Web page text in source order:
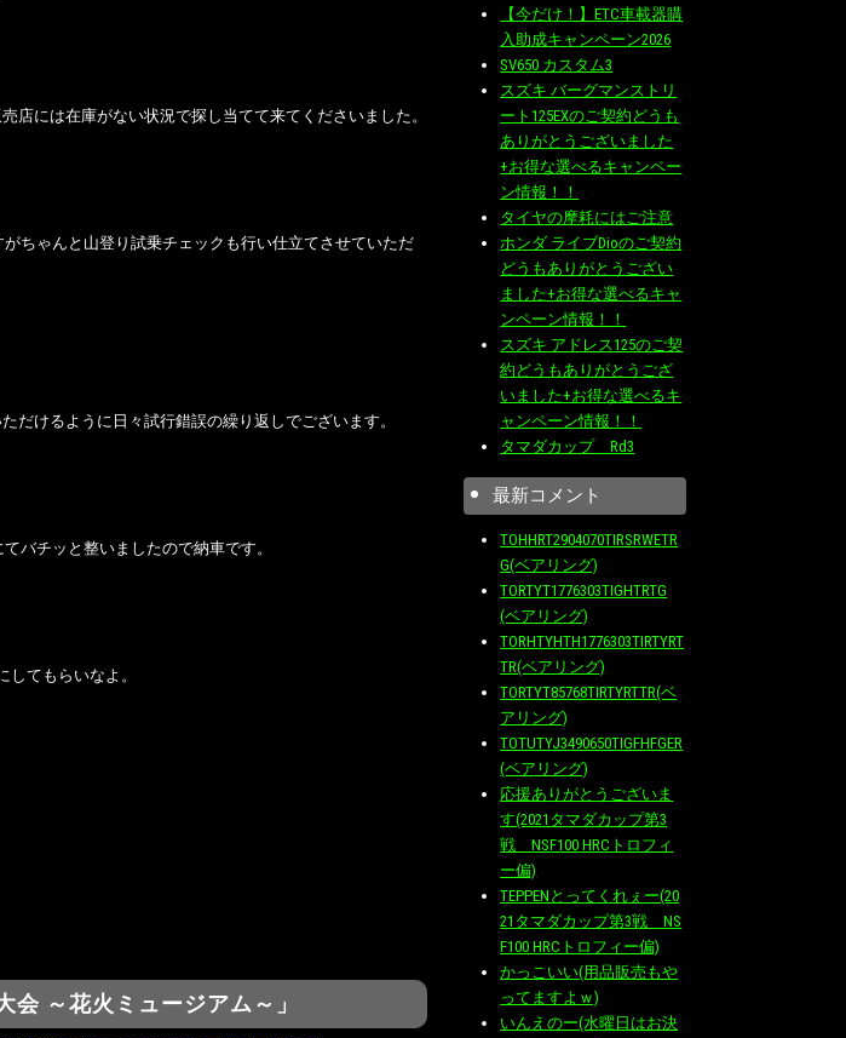
店には在庫がない状況で探し当てて来てくださいました。
ちゃんと山登り試乗チェックも行い仕立てさせていただ
だけるように日々試行錯誤の繰り返しでございます。
バチッと整いましたので納車です。
てもらいなよ。
会 ～花火ミュージアム～」
【今だけ！】ETC車載器購
入助成キャンペーン2026
SV650 カスタム3
スズキ バーグマンストリ
ート125EXのご契約どうも
ありがとうございました
+お得な選べるキャンペー
ン情報！！
タイヤの摩耗にはご注意
ホンダ ライブDioのご契約
どうもありがとうござい
ました+お得な選べるキャ
ンペーン情報！！
スズキ アドレス125のご契
約どうもありがとうござ
いました+お得な選べるキ
ャンペーン情報！！
タマダカップ Rd3
最新コメント
TOHHRT2904070TIRSRWETR
G(ベアリング)
TORTYT1776303TIGHTRTG
(ベアリング)
TORHTYHTH1776303TIRTYRT
TR(ベアリング)
TORTYT85768TIRTYRTTR(ベ
アリング)
TOTUTYJ3490650TIGFHFGER
(ベアリング)
応援ありがとうございま
す(2021タマダカップ第3
戦 NSF100 HRCトロフィ
ー偏)
TEPPENとってくれぇー(20
21タマダカップ第3戦 NS
F100 HRCトロフィー偏)
かっこいい(用品販売もや
ってますよｗ)
いんえのー(水曜日はお決